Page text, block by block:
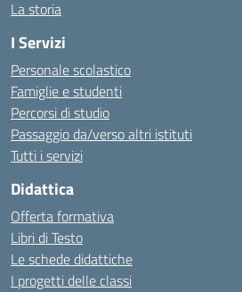
La storia
I Servizi
Personale scolastico
Famiglie e studenti
Percorsi di studio
Passaggio da/verso altri istituti
Tutti i servizi
Didattica
Offerta formativa
Libri di Testo
Le schede didattiche
I progetti delle classi